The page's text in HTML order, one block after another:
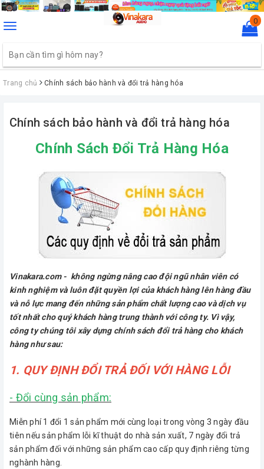
Toggle
0
Trang chủ Chính sách bảo hành và đổi trả hàng hóa
Chính sách bảo hành và đổi trả hàng hóa
Chính Sách Đổi Trả Hàng Hóa
Vinakara.com - không ngừng nâng cao đội ngũ nhân viên có
kinh nghiệm và luôn đặt quyền lợi của khách hàng lên hàng đầu
và nỗ lực mang đến những sản phẩm chất lượng cao và dịch vụ
tốt nhất cho quý khách hàng trung thành với công ty. Vì vậy,
công ty chúng tôi xây dựng chính sách đổi trả hàng cho khách
hàng như sau:
1. QUY ĐỊNH ĐỔI TRẢ ĐỐI VỚI HÀNG LỖI
- Đổi cùng sản phẩm:
Miễn phí 1 đổi 1 sản phẩm mới cùng loại trong vòng 3 ngày đầu
tiên nếu sản phẩm lỗi kĩ thuật do nhà sản xuất, 7 ngày đổi trả
sản phẩm đối với những sản phẩm cao cấp quy định riêng từng
nghành hàng.